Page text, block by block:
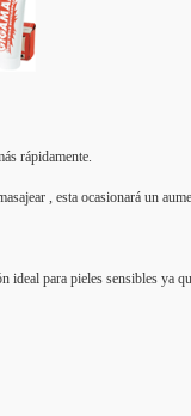
rápidamente.
, esta ocasionará un
para pieles sensibles ya